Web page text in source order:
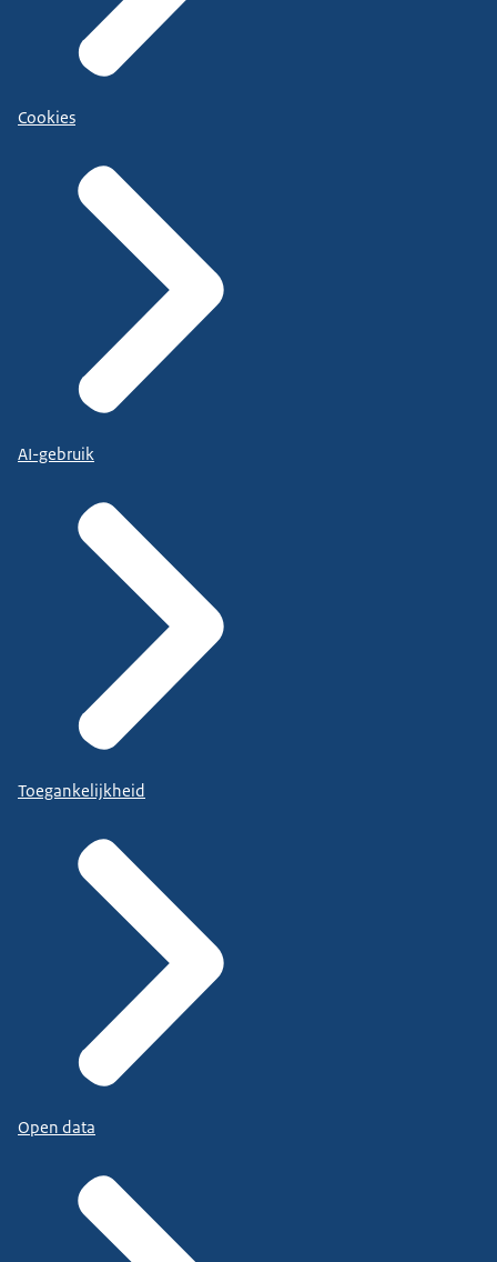
Cookies
AI-gebruik
Toegankelijkheid
Open data